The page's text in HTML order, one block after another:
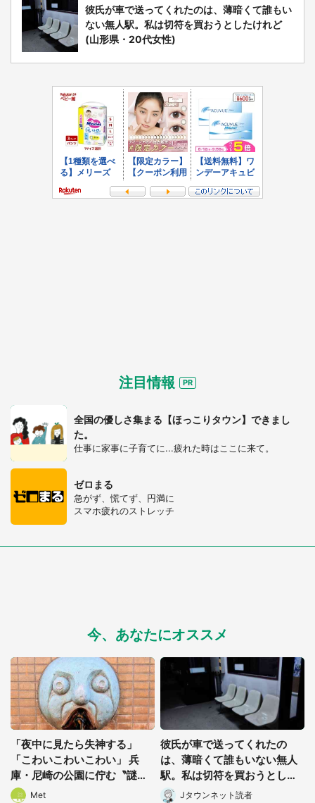
彼氏が車で送ってくれたのは、薄暗くて誰もい
ない無人駅。私は切符を買おうとしたけれど
(山形県・20代女性)
注目情報
全国の優しさ集まる【ほっこりタウン】できまし
た。
仕事に家事に子育てに...疲れた時はここに来て。
ゼロまる
急がず、慌てず、円満に
スマホ疲れのストレッチ
今、あなたにオススメ
「夜中に見たら失神する」
「こわいこわいこわい」 兵
庫・尼崎の公園に佇む〝謎す
ぎる顔〟に1.3万人戦慄
Met
彼氏が車で送ってくれたの
は、薄暗くて誰もいない無人
駅。私は切符を買おうとした
けれど(山形県・20代女性)
Jタウンネット読者